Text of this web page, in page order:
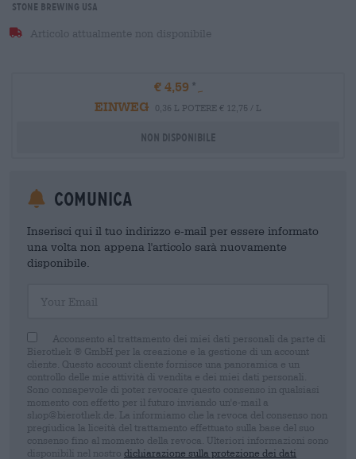
Stone Brewing USA
Articolo attualmente non disponibile
€ 4,59
EINWEG
0,36 L POTERE € 12,75 / L
Non disponibile
Comunica
Inserisci qui il tuo indirizzo e-mail per essere informato
una volta non appena l'articolo sarà nuovamente
disponibile.
Acconsento al trattamento dei miei dati personali da parte di
Bierothek ® GmbH per la creazione e la gestione di un account
cliente. Questo account cliente fornisce una panoramica e un
controllo delle mie attività di vendita e dei miei dati personali.
Sono consapevole di poter revocare questo consenso in qualsiasi
momento con effetto per il futuro inviando un'e-mail a
shop@bierothek.de. La informiamo che la revoca del consenso non
pregiudica la liceità del trattamento effettuato sulla base del suo
consenso fino al momento della revoca. Ulteriori informazioni sono
disponibili nel nostro dichiarazione sulla protezione dei dati